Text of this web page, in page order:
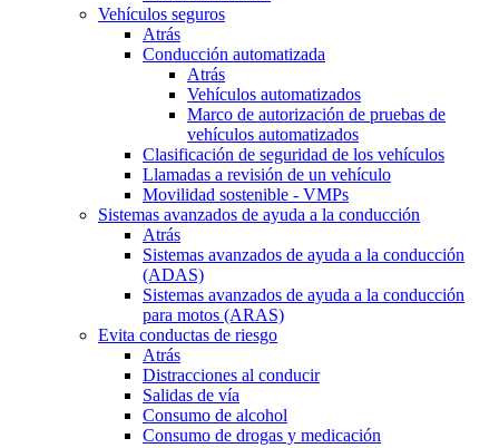
Vehículos seguros
Atrás
Conducción automatizada
Atrás
Vehículos automatizados
Marco de autorización de pruebas de
vehículos automatizados
Clasificación de seguridad de los vehículos
Llamadas a revisión de un vehículo
Movilidad sostenible - VMPs
Sistemas avanzados de ayuda a la conducción
Atrás
Sistemas avanzados de ayuda a la conducción
(ADAS)
Sistemas avanzados de ayuda a la conducción
para motos (ARAS)
Evita conductas de riesgo
Atrás
Distracciones al conducir
Salidas de vía
Consumo de alcohol
Consumo de drogas y medicación